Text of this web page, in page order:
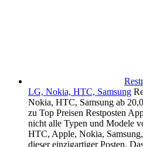
LG, Nokia, HTC, Samsung
Nokia, HTC, Samsung ab
zu Top Preisen Restposten
nicht alle Typen und Modele
HTC, Apple, Nokia,
dieser einzigartiger Posten.